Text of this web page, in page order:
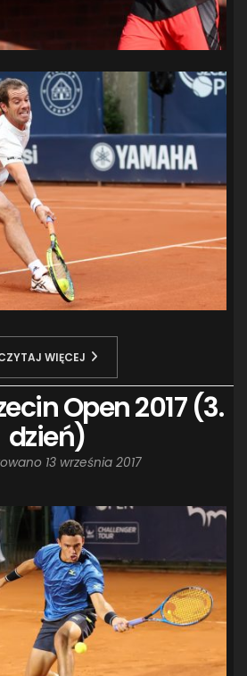
WIĘCEJ
Open 2017 (3.
dzień)
13 września 2017